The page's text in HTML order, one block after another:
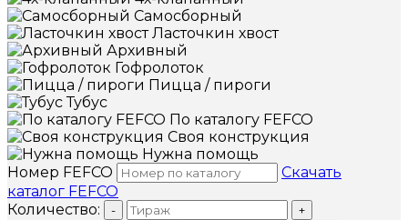
Самосборный
Ласточкин хвост
Архивный
Гофролоток
Пицца / пироги
Тубус
По каталогу FEFCO
Своя конструкция
Нужна помощь
Номер FEFCO
Скачать
каталог FEFCO
Количество:
- +